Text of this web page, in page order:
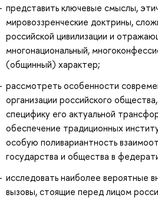
представить ключевые смыслы,
мировоззренческие доктрины,
российской цивилизации и
многонациональный,
(общинный) характер;
рассмотреть особенности
организации российского
специфику его актуальной
обеспечение традиционных
особую поливариантность
государства и общества в
исследовать наиболее вероятные
вызовы, стоящие перед лицом